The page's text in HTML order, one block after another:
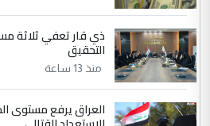
ذي قار تعفي ثلاثة
التحقيق
منذ 13 ساعة
العراق يرفع مستوى